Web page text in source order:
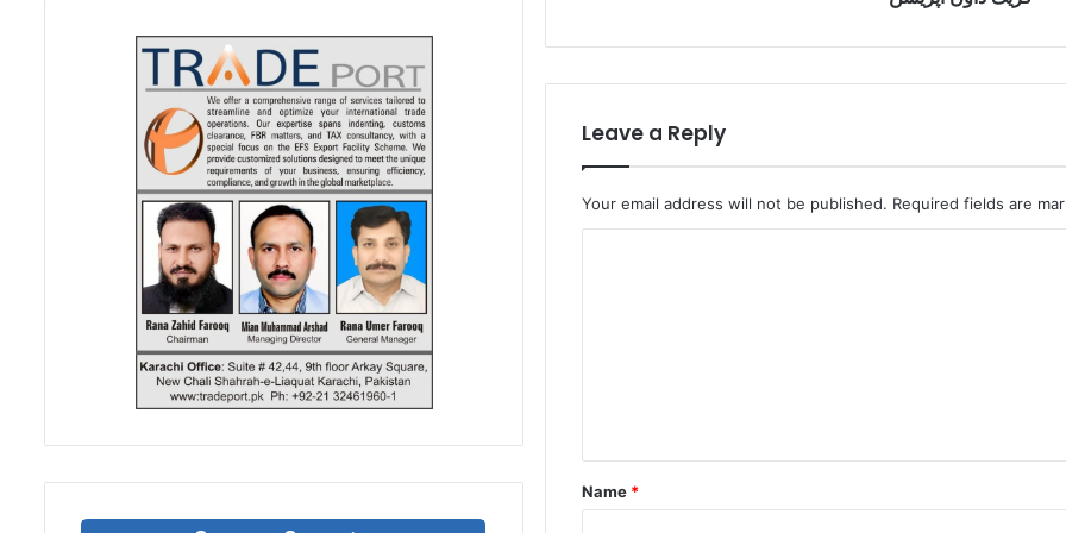
Leave a Reply
Your email address will not be published. Required fields are
t
*
Name *